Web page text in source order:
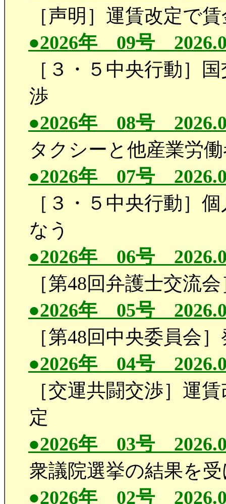
［声明］運賃改定で
●2026年 09号
［３・５中央行動］
渉
●2026年 08号
タクシーと他産業労
●2026年 07号
［３・５中央行動］
なう
●2026年 06号
［第48回弁護士交流
●2026年 05号
［第48回中央委員会
●2026年 04号
［交運共闘交渉］運
定
●2026年 03号
衆議院選挙の結果を
●2026年 02号